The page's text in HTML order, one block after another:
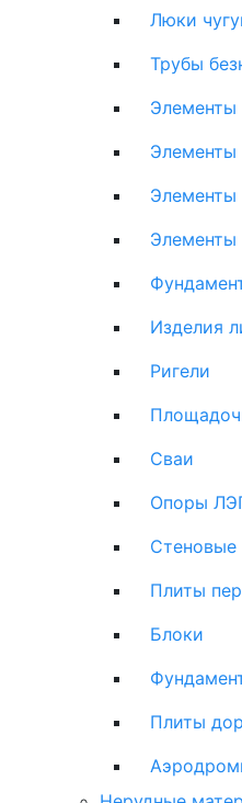
Люки
Трубы
Элементы
Элементы
Элементы
Элементы
Изделия
Ригели
Сваи
Опоры
Стеновые
Плиты
Блоки
Плиты